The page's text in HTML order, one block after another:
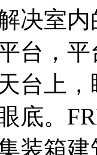
决室
台，
台上
底。
装箱